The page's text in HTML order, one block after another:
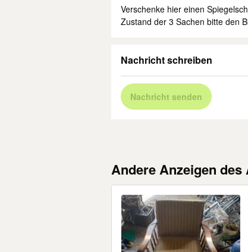
Verschenke hier einen
Zustand der 3 Sachen bitte den
Nachricht schreiben
Nachricht senden
Andere Anzeigen des